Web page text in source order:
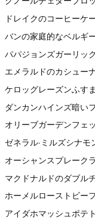
ドレイクのコーヒーケ
バンの家庭的なベルギ
パパジョンズガーリッ
エメラルドのカシュー
ケロッグレーズンふすま
ダンカンハインズ暗い
オリーブガーデンフェ
ゼネラル·ミルズシナ
オーシャンスプレーク
マクドナルドのダブル
ホーメルローストビー
アイダホマッシュポテト